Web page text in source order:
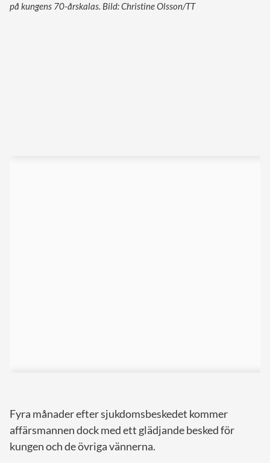
på kungens 70-årskalas. Bild: Christine Olsson/TT
Fyra månader efter sjukdomsbeskedet kommer
affärsmannen dock med ett glädjande besked för
kungen och de övriga vännerna.